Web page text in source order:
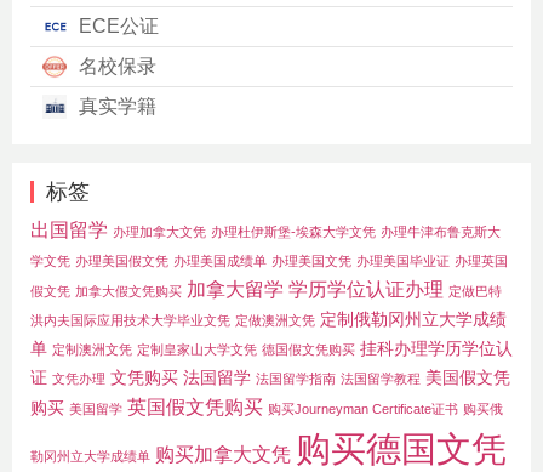
ECE公证
名校保录
真实学籍
标签
出国留学 办理加拿大文凭 办理杜伊斯堡-埃森大学文凭 办理牛津布鲁克斯大
学文凭 办理美国假文凭 办理美国成绩单 办理美国文凭 办理美国毕业证 办理英国
假文凭 加拿大假文凭购买 加拿大留学 学历学位认证办理 定做巴特
洪内夫国际应用技术大学毕业文凭 定做澳洲文凭 定制俄勒冈州立大学成绩
单 定制澳洲文凭 定制皇家山大学文凭 德国假文凭购买 挂科办理学历学位认
证 文凭办理 文凭购买 法国留学 法国留学指南 法国留学教程 美国假文凭
购买 美国留学 英国假文凭购买 购买Journeyman Certificate证书 购买俄
勒冈州立大学成绩单 购买加拿大文凭 购买德国文凭